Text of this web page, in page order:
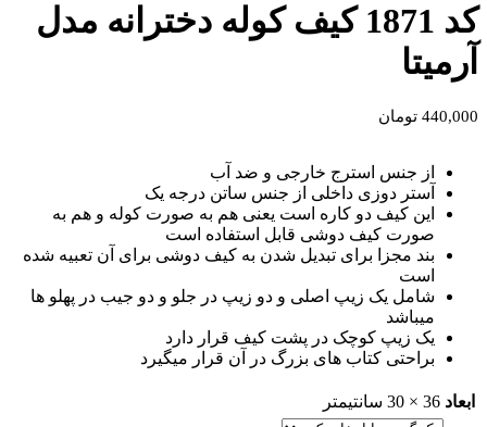
کد 1871 کیف کوله دخترانه مدل
آرمیتا
440,000 تومان
از جنس استرج خارجی و ضد آب
آستر دوزی داخلی از جنس ساتن درجه یک
این کیف دو کاره است یعنی هم به صورت کوله و هم به
صورت کیف دوشی قابل استفاده است
بند مجزا برای تبدیل شدن به کیف دوشی برای آن تعبیه شده
است
شامل یک زیپ اصلی و دو زیپ در جلو و دو جیب در پهلو ها
میباشد
یک زیپ کوچک در پشت کیف قرار دارد
براحتی کتاب های بزرگ در آن قرار میگیرد
ابعاد 36 × 30 سانتیمتر